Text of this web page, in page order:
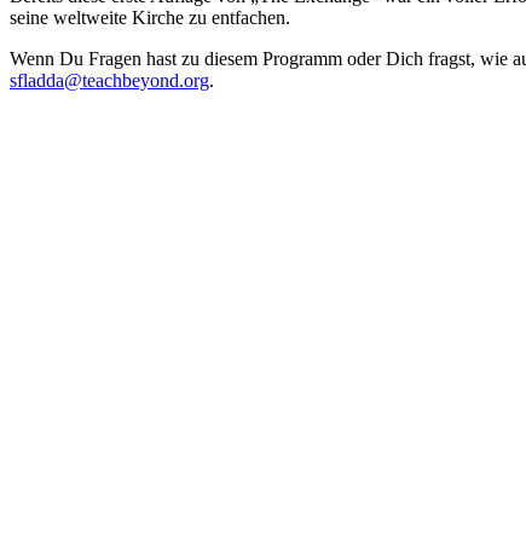
seine weltweite Kirche zu entfachen.
Wenn Du Fragen hast zu diesem Programm oder Dich fragst,
sfladda@teachbeyond.org.